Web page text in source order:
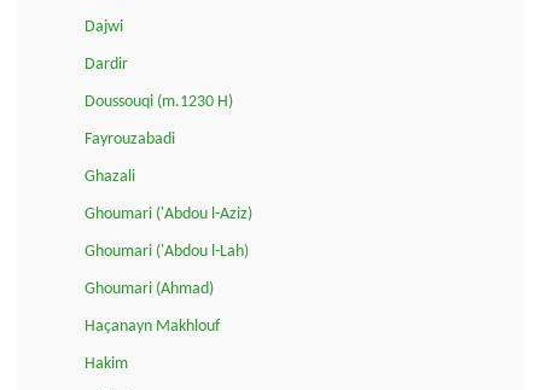
Dajwi
Dardir
Doussouqi (m.1230 H)
Fayrouzabadi
Ghazali
Ghoumari ('Abdou l-Aziz)
Ghoumari ('Abdou l-Lah)
Ghoumari (Ahmad)
Haçanayn Makhlouf
Hakim